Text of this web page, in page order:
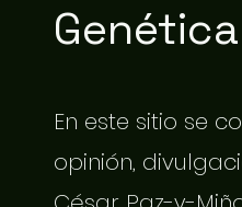
En este sitio se
opinión,